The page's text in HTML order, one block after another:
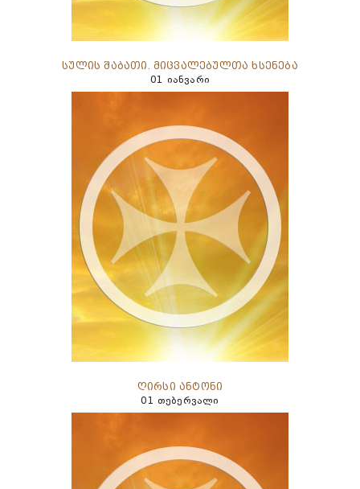
სულის შაბათი. მიცვალებულთა ხსენება
01 იანვარი
ღირსი ანტონი
01 თებერვალი